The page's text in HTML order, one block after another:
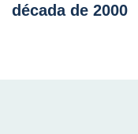
década de 2000